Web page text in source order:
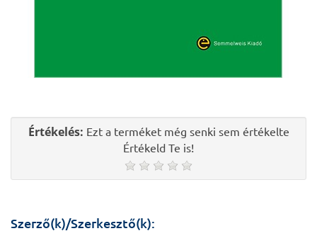
Értékelés: Ezt a terméket még senki sem értékelte
Értékeld Te is!
Szerző(k)/Szerkesztő(k):